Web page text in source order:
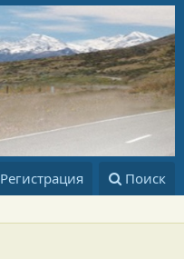
Регистрация Поиск